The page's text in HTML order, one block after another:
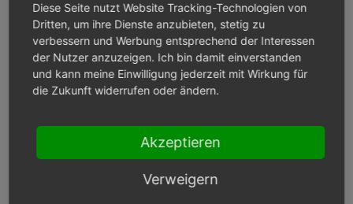
Einführung
Installation
Konfiguration
Funktionsbeschreibung
WYSIWYG-Editor
Entwicklerinformationen
Diese Seite nutzt Website Tracking-Technologien von
Dritten, um ihre Dienste anzubieten, stetig zu
verbessern und Werbung entsprechend der Interessen
der Nutzer anzuzeigen. Ich bin damit einverstanden
und kann meine Einwilligung jederzeit mit Wirkung für
die Zukunft widerrufen oder ändern.
Akzeptieren
Verweigern